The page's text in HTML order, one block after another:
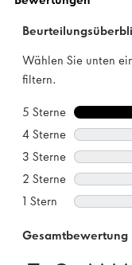
Bewertungen